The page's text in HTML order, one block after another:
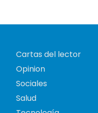
Cartas del lector
Opinion
Sociales
Salud